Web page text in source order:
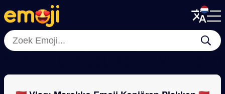
Menu
Close
Menu
Close